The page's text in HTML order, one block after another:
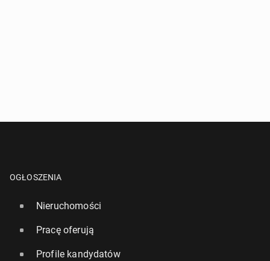
OGŁOSZENIA
Nieruchomości
Pracę oferują
Profile kandydatów